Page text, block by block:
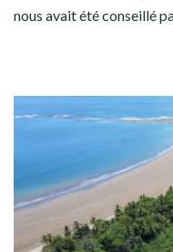
nous avait été conseillé